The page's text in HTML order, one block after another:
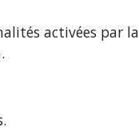
activées par la